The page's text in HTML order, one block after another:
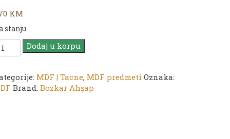
KM
stanju
Dodaj u korpu
MDF | Tacne, MDF predmeti Oznaka:
Brand: Bozkar Ahşap